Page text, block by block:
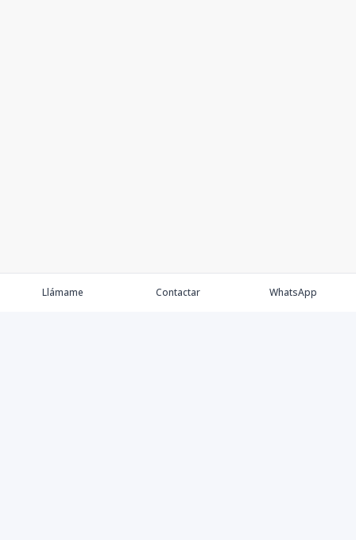
Llámame Contactar WhatsApp